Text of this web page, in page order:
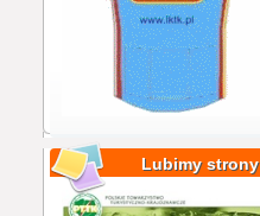
Lubimy strony